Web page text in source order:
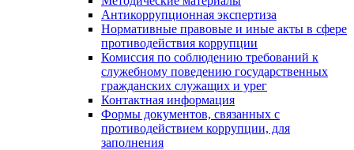
Антикоррупционная экспертиза
Нормативные правовые и иные акты в сфере
противодействия коррупции
Комиссия по соблюдению требований к
служебному поведению государственных
гражданских служащих и урег
Контактная информация
Формы документов, связанных с
противодействием коррупции, для
заполнения